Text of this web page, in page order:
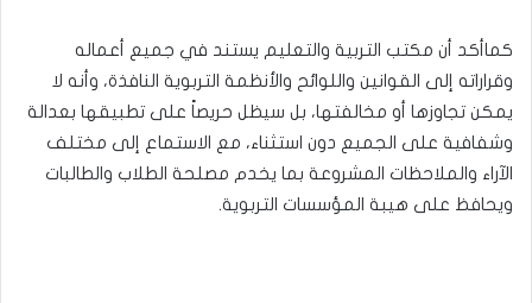
كماأكد أن مكتب التربية والتعليم يستند في جميع أعماله
وقراراته إلى القوانين واللوائح والأنظمة التربوية النافذة، وأنه لا
يمكن تجاوزها أو مخالفتها، بل سيظل حريصاً على تطبيقها بعدالة
وشفافية على الجميع دون استثناء، مع الاستماع إلى مختلف
الآراء والملاحظات المشروعة بما يخدم مصلحة الطلاب والطالبات
ويحافظ على هيبة المؤسسات التربوية.